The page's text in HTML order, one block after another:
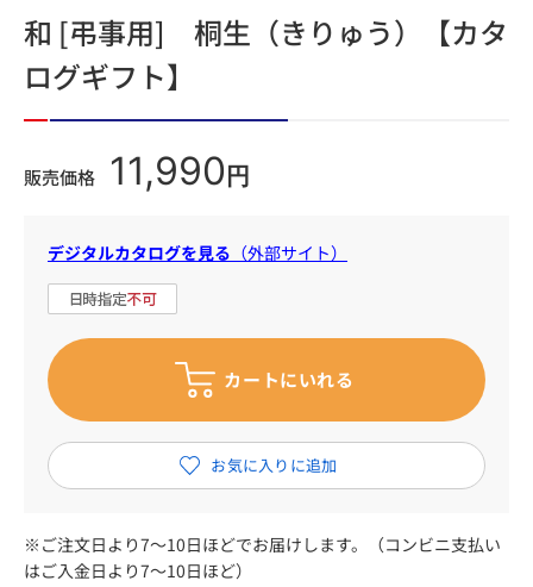
和 [弔事用] 桐生（きりゅう）【カタ
ログギフト】
販売価格 11,990 円
デジタルカタログを見る （外部サイト）
※ご注文日より7～10日ほどでお届けします。（コンビニ支払い
はご入金日より7～10日ほど）